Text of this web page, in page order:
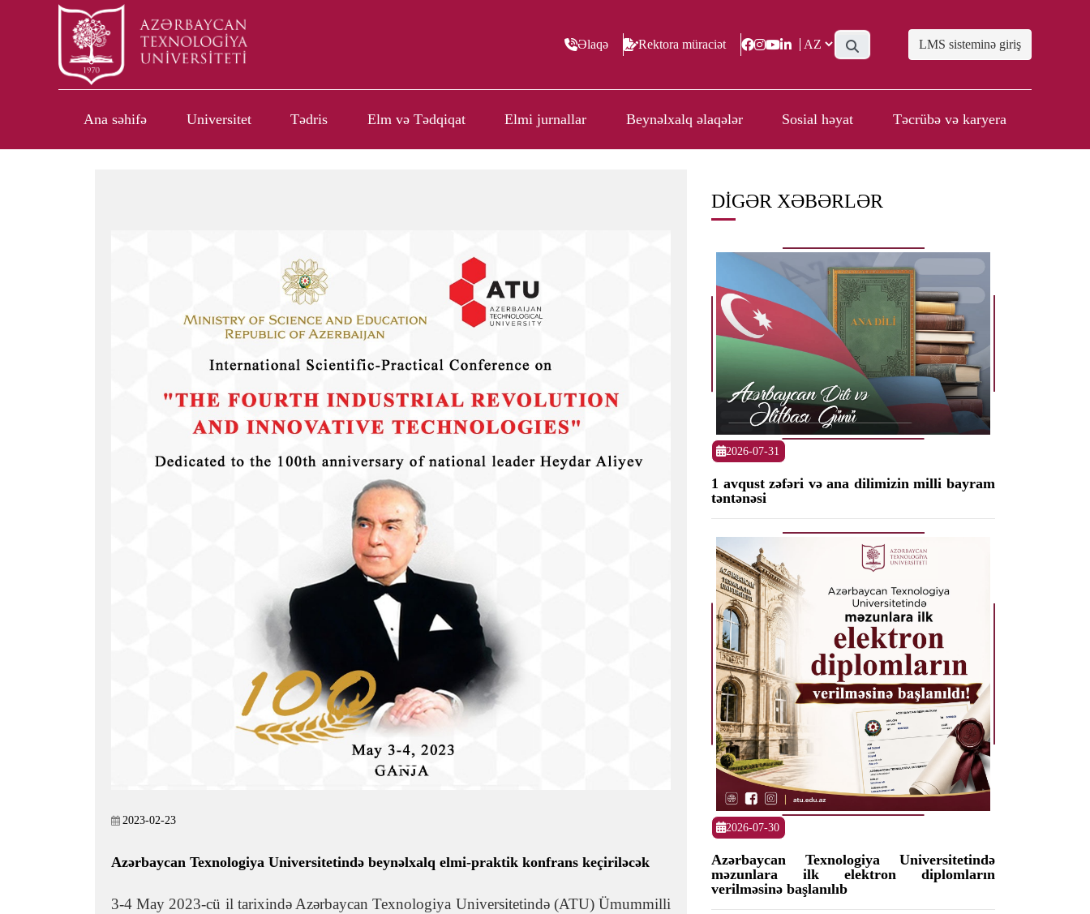
Əlaqə Rektora müraciət LMS sisteminə giriş
Ana səhifə Universitet Tədris Elm və Tədqiqat Elmi jurnallar Beynəlxalq əlaqələr Sosial həyat Təcrübə və karyera
2023-02-23
Azərbaycan Texnologiya Universitetində beynəlxalq elmi-praktik konfrans keçiriləcək
3-4 May 2023-cü il tarixində Azərbaycan Texnologiya Universitetində (ATU) Ümummilli
DIGƏR XƏBƏRLƏR
2026-07-31
1 avqust zəfəri və ana dilimizin milli bayram
təntənəsi
2026-07-30
Azərbaycan Texnologiya Universitetində
məzunlara ilk elektron diplomların
verilməsinə başlanılıb